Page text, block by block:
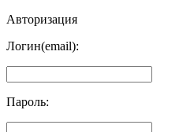
Авторизация
Логин(email):
Пароль: